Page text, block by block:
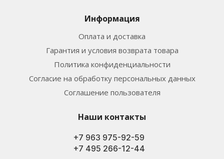
Информация
Оплата и доставка
Гарантия и условия возврата товара
Политика конфиденциальности
Согласие на обработку персональных данных
Соглашение пользователя
Наши контакты
+7 495 266-12-44
+7 963 975-92-59